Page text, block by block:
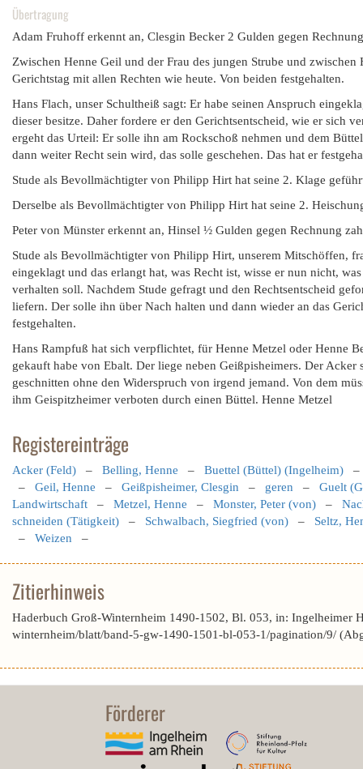
Übertragung
Adam Fruhoff erkennt an, Clesgin Becker 2 Gulden gegen
Zwischen Henne Geil und der Frau des jungen Strube und
Gerichtstag mit allen Rechten wie heute. Von beiden festgehalten.
Hans Flach, unser Schultheiß sagt: Er habe seinen Anspruch
dieser besitze. Daher fordere er den Gerichtsentscheid, wie er sich
ergeht das Urteil: Er solle ihn am Rockschoß nehmen und dem
dann weiter Recht sein wird, das solle geschehen. Das hat er
Stude als Bevollmächtigter von Philipp Hirt hat seine 2. Klage
Derselbe als Bevollmächtigter von Philipp Hirt hat seine 2.
Peter von Münster erkennt an, Hinsel ½ Gulden gegen Rechnung
Stude als Bevollmächtigter von Philipp Hirt, unserem Mitschöffen,
eingeklagt und das erlangt hat, was Recht ist, wisse er nun nicht,
verhalten soll. Nachdem Stude gefragt und den Rechtsentscheid
liefern. Der solle ihn über Nach halten und dann wieder an das
festgehalten.
Hans Rampfuß hat sich verpflichtet, für Henne Metzel oder Henne
gekauft habe von Ebalt. Der liege neben Geißpisheimers. Der
geschnitten ohne den Widerspruch von irgend jemand. Von dem
ihm Geispitzheimer verboten durch einen Büttel. Henne Metzel
Registereinträge
Acker (Feld) – Belling, Henne – Buettel (Büttel) (Ingelheim)
– Geil, Henne – Geißpisheimer, Clesgin – geren – Guelt
Landwirtschaft – Metzel, Henne – Monster, Peter (von) –
schneiden (Tätigkeit) – Schwalbach, Siegfried (von) – Seltz,
– Weizen –
Zitierhinweis
Haderbuch Groß-Winternheim 1490-1502, Bl. 053, in: Ingelheimer
winternheim/blatt/band-5-gw-1490-1501-bl-053-1/pagination/9/
Förderer